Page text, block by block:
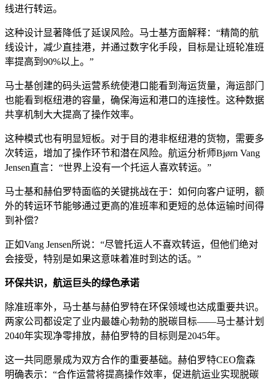
线进行转运。
这种设计显著降低了延误风险。马士基方面解释：“精简的航
线设计，减少直挂港，并通过数字化手段，目标是让班轮准班
率提高到90%以上。”
马士基创建的码头运营系统使港口能看到海运货量，海运部门
也能看到枢纽港的容量，确保海运和港口的连接性。这种数据
共享机制大大提高了操作效率。
这种模式也有明显短板。对于目的港非枢纽港的货物，需要多
次转运，增加了操作环节和潜在风险。航运分析师Bjørn Vang
Jensen直言：“世界上没有一个托运人喜欢转运。”
马士基和赫伯罗特面临的关键挑战在于：如何向客户证明，额
外的转运环节能够通过更高的准班率和更短的总体运输时间得
到补偿？
正如Vang Jensen所说：“尽管托运人不喜欢转运，但他们绝对
会接受，特别是如果这意味着准时到达的话。”
环保共识，航运巨头的绿色承诺
除准班率外，马士基与赫伯罗特在环保领域也达成重要共识。
两家公司都设定了业内最雄心勃勃的脱碳目标——马士基计划
2040年实现净零排放，赫伯罗特的目标则是2045年。
这一共同愿景成为双方合作的重要基础。赫伯罗特CEO詹森
明确表示：“合作运营将提高操作效率，促进航运业实现脱碳